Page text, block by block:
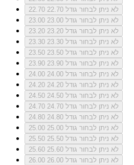
22.70
לא ניתן לבחור גודל 22.70
23.00
לא ניתן לבחור גודל 23.00
23.20
לא ניתן לבחור גודל 23.20
23.30
לא ניתן לבחור גודל 23.30
23.50
לא ניתן לבחור גודל 23.50
23.90
לא ניתן לבחור גודל 23.90
24.00
לא ניתן לבחור גודל 24.00
24.20
לא ניתן לבחור גודל 24.20
24.50
לא ניתן לבחור גודל 24.50
24.70
לא ניתן לבחור גודל 24.70
24.80
לא ניתן לבחור גודל 24.80
25.00
לא ניתן לבחור גודל 25.00
25.50
לא ניתן לבחור גודל 25.50
25.60
לא ניתן לבחור גודל 25.60
26.00
לא ניתן לבחור גודל 26.00